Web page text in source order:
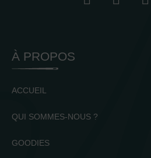
À PROPOS
ACCUEIL
QUI SOMMES-NOUS ?
GOODIES